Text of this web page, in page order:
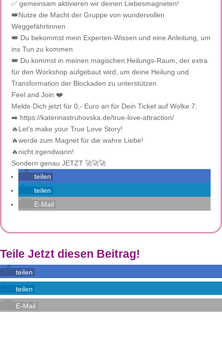
✅ gemeinsam aktivieren wir deinen Liebesmagneten!
👑Nutze die Macht der Gruppe von wundervollen
Weggefährtinnen
👑 Du bekommst mein Experten-Wissen und eine Anleitung, um
ins Tun zu kommen
👑 Du kommst in meinen magischen Heilungs-Raum, der extra
für den Workshop aufgebaut wird, um deine Heilung und
Transformation der Blockaden zu unterstützen
Feel and Join ❤️
Melde Dich jetzt für 0,- Euro an für Dein Ticket auf Wolke 7:
➡️ https://katerinastruhovska.de/true-love-attraction/
🔥Let’s make your True Love Story!
🔥werde zum Magnet für die wahre Liebe!
🔥nicht irgendwann!
Sondern genau JETZT 🚀🚀🚀
teilen
teilen
E-Mail
Teile Jetzt diesen Beitrag!
teilen
teilen
E-Mail